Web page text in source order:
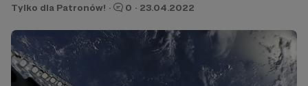
Tylko dla Patronów! · 0 · 23.04.2022